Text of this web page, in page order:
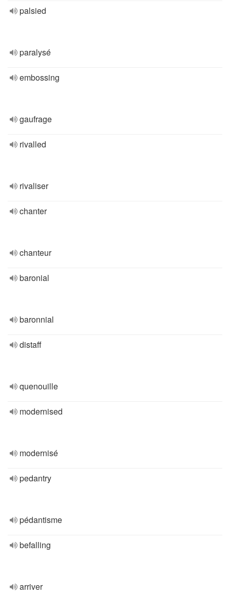
palsied
paralysé
embossing
gaufrage
rivalled
rivaliser
chanter
chanteur
baronial
baronnial
distaff
quenouille
modernised
modernisé
pedantry
pédantisme
befalling
arriver